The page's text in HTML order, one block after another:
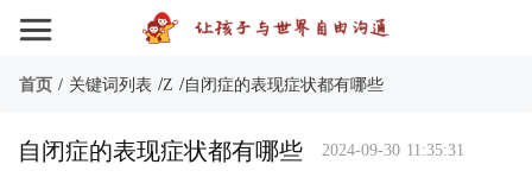
首页 / 关键词列表 /Z /自闭症的表现症状都有哪些
自闭症的表现症状都有哪些 2024-09-30 11:35:31